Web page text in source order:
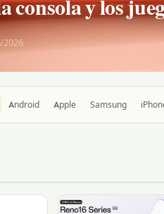
consola y los
2026
Android Apple Samsung